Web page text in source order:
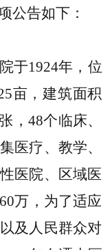
公告如下：
于1924年，位
亩，建筑面积
，48个临床、
医疗、教学、
医院、区域医
万，为了适应
及人民群众对